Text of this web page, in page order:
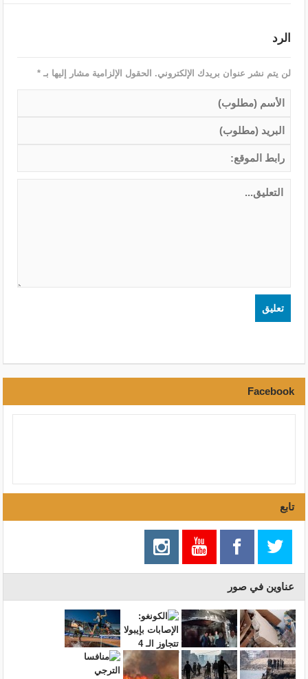
الرد
لن يتم نشر عنوان بريدك الإلكتروني. الحقول الإلزامية مشار إليها بـ*
Facebook
تابع
عناوين في صور